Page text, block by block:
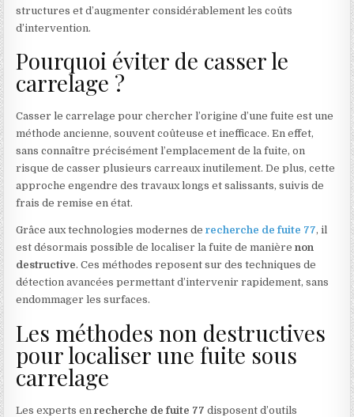
structures et d’augmenter considérablement les coûts
d’intervention.
Pourquoi éviter de casser le
carrelage ?
Casser le carrelage pour chercher l’origine d’une fuite est une
méthode ancienne, souvent coûteuse et inefficace. En effet,
sans connaître précisément l’emplacement de la fuite, on
risque de casser plusieurs carreaux inutilement. De plus, cette
approche engendre des travaux longs et salissants, suivis de
frais de remise en état.
Grâce aux technologies modernes derecherche de fuite 77, il
est désormais possible de localiser la fuite de manière non
destructive. Ces méthodes reposent sur des techniques de
détection avancées permettant d’intervenir rapidement, sans
endommager les surfaces.
Les méthodes non destructives
pour localiser une fuite sous
carrelage
Les experts enrecherche de fuite 77 disposent d’outils